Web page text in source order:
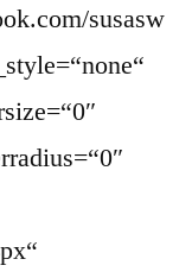
susasw